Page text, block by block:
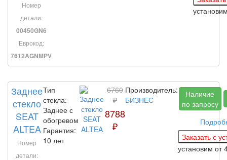
Номер
детали:
00450GN6
Еврокод:
7612AGNMPV
Заднее
стекло
SEAT
ALTEA
Номер
детали:
Тип
стекла:
Заднее с
обогревом
Гарантия:
10 лет
6760
₽
8788
₽
Производитель:
БИЗНЕС
Наличие
по запросу
установим от